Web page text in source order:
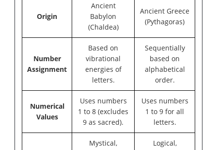
Origin
Ancient
Babylon
(Chaldea)
Ancient Greece
(Pythagoras)
Number
Assignment
Based on
vibrational
energies of
letters.
Sequentially
based on
alphabetical
order.
Numerical
Values
Uses numbers
1 to 8 (excludes
9 as sacred).
Uses numbers
1 to 9 for all
letters.
Mystical,
Logical,